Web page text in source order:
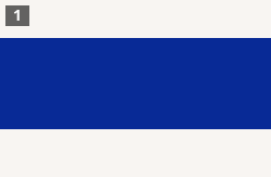
1